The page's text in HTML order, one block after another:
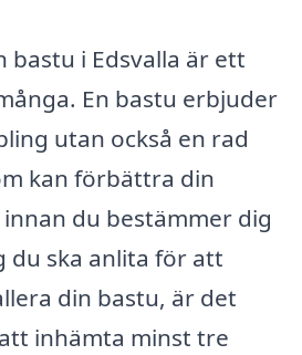
bastu i Edsvalla är ett
En bastu erbjuder
utan också en rad
kan förbättra din
du bestämmer dig
du ska anlita för att
din bastu, är det
inhämta minst tre